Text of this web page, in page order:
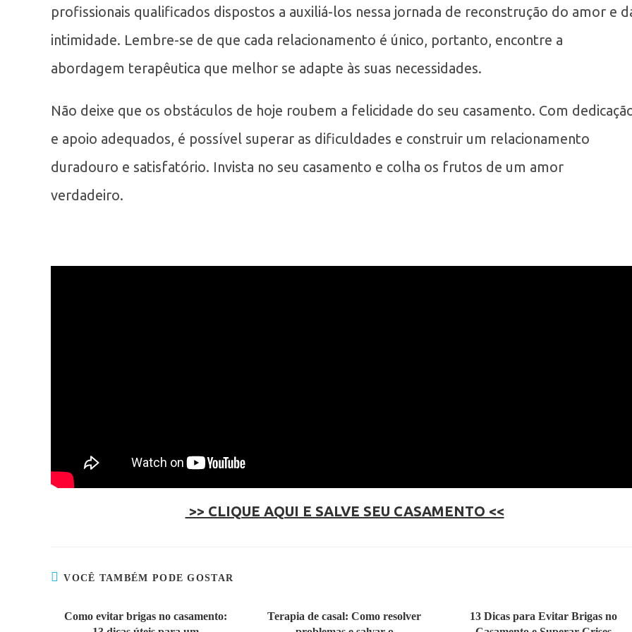
profissionais qualificados dispostos a auxiliá-los nessa jornada de reconstrução do amor e
intimidade. Lembre-se de que cada relacionamento é único, portanto, encontre a
abordagem terapêutica que melhor se adapte às suas necessidades.
Não deixe que os obstáculos de hoje roubem a felicidade do seu casamento. Com
e apoio adequados, é possível superar as dificuldades e construir um relacionamento
duradouro e satisfatório. Invista no seu casamento e colha os frutos de um amor
verdadeiro.
>> CLIQUE AQUI E SALVE SEU CASAMENTO <<
VOCÊ TAMBÉM PODE GOSTAR
Como evitar brigas no casamento:
Terapia de casal: Como resolver
13 Dicas para Evitar Brigas no